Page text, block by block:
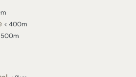
< 400m
500m